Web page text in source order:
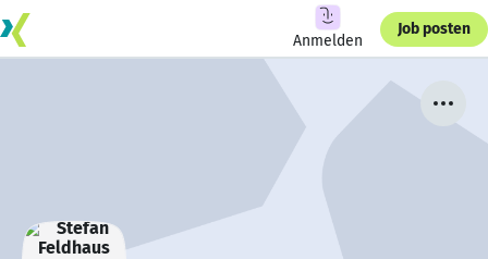
Anmelden
Job posten